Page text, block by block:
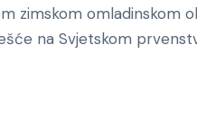
zimskom omladinskom
na Svjetskom